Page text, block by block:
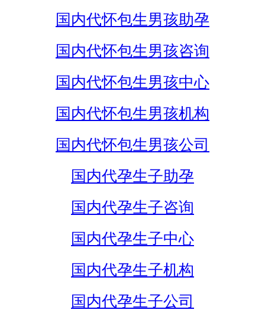
国内代怀包生男孩助孕
国内代怀包生男孩咨询
国内代怀包生男孩中心
国内代怀包生男孩机构
国内代怀包生男孩公司
国内代孕生子助孕
国内代孕生子咨询
国内代孕生子中心
国内代孕生子机构
国内代孕生子公司